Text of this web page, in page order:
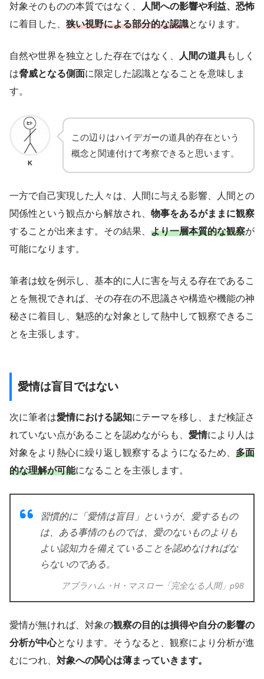
対象そのものの本質ではなく、
人間への影響や利益、恐怖
に着目した、 狭い視野による部分的な認識となります。
自然や世界を独立とした存在ではなく、 人間の道具もしく
は脅威となる側面に限定した認識となることを意味しま
す。
K
この辺りはハイデガーの道具的存在という
概念と関連付けて考察できると思います。
一方で自己実現した人々は、人間に与える影響、人間との
関係性という観点から解放され、 物事をあるがままに観察
することが出来ます。その結果、 より一層本質的な観察が
可能になります。
筆者は蚊を例示し、基本的に人に害を与える存在であるこ
とを無視できれば、その存在の不思議さや構造や機能の神
秘さに着目し、魅惑的な対象として熱中して観察できるこ
とを主張します。
愛情は盲目ではない
次に筆者は愛情における認知にテーマを移し、まだ検証さ
れていない点があることを認めながらも、 愛情により人は
対象をより熱心に繰り返し観察するようになるため、 多面
的な理解が可能になることを主張します。
習慣的に「愛情は盲目」というが、愛するもの
は、ある事情のものでは、愛のないものよりも
よい認知力を備えていることを認めなければな
らないのである。
アブラハム・H・マスロー「完全なる人間」p98
愛情が無ければ、対象の観察の目的は損得や自分の影響の
分析が中心となります。そうなると、観察により分析が進
むにつれ、 対象への関心は薄まっていきます。